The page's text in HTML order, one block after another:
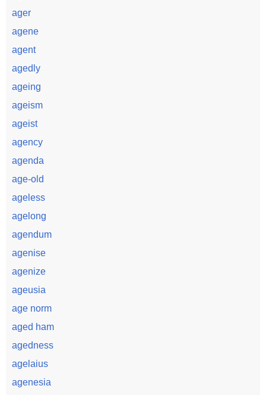
ager
agene
agent
agedly
ageing
ageism
ageist
agency
agenda
age-old
ageless
agelong
agendum
agenise
agenize
ageusia
age norm
aged ham
agedness
agelaius
agenesia